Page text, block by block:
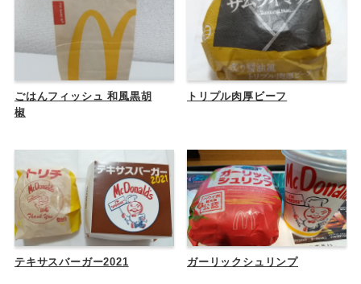
ごはんフィッシュ 和風黒胡
椒
トリプル肉厚ビーフ
テキサスバーガー2021 ガーリックシュリンプ